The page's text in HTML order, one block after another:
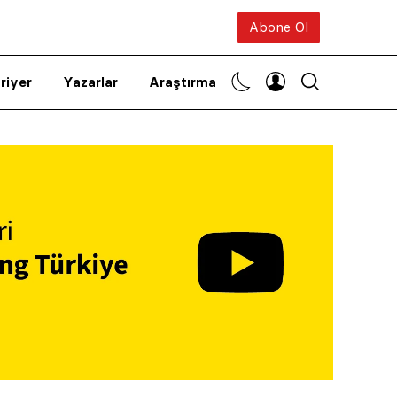
Abone Ol
Yazarlar Araştırma